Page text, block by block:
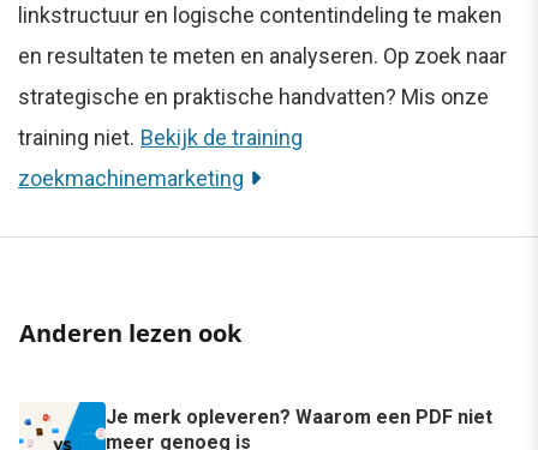
linkstructuur en logische contentindeling te maken
en resultaten te meten en analyseren. Op zoek naar
strategische en praktische handvatten? Mis onze
training niet. Bekijk de training
zoekmachinemarketing
Anderen lezen ook
Je merk opleveren? Waarom een PDF niet
meer genoeg is